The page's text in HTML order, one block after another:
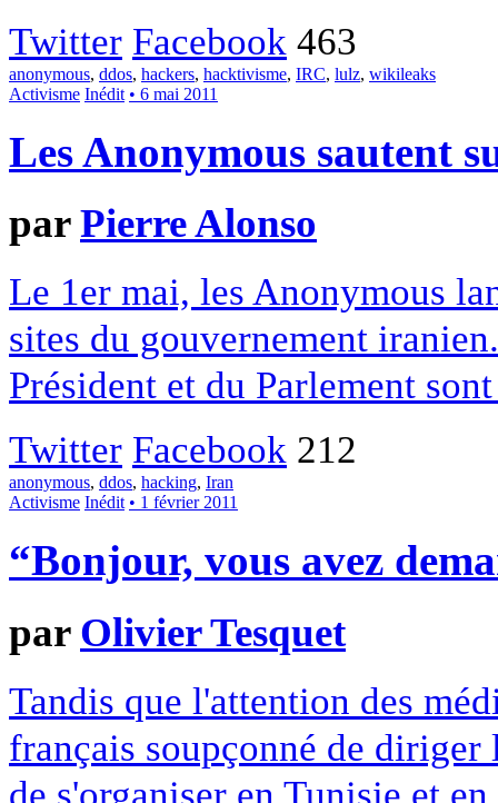
Twitter Facebook 463
anonymous, ddos, hackers, hacktivisme, IRC, lulz, wikileaks
Activisme Inédit • 6 mai 2011
Les Anonymous sautent
parPierre Alonso
Le 1er mai, les Anonymous
sites du gouvernement
Président et du Parlement
Twitter Facebook 212
anonymous, ddos, hacking, Iran
Activisme Inédit • 1 février 2011
“Bonjour, vous avez
par Olivier Tesquet
Tandis que l'attention des
français soupçonné de
de s'organiser en Tunisie et